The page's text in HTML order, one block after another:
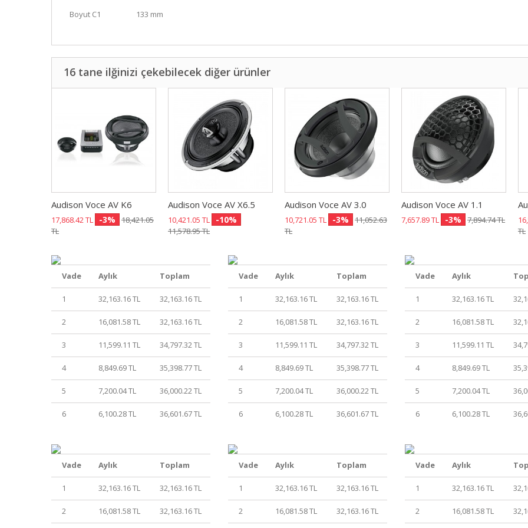
Boyut C1
133 mm
16 tane ilğinizi çekebilecek diğer ürünler
Audison Voce AV K6
17,868.42 TL -3%
18,421.05
TL
Audison Voce AV X6.5
10,421.05 TL -10%
11,578.95 TL
Audison Voce AV 3.0
10,721.05 TL -3%
11,052.63
TL
Audison Voce AV 1.1
7,657.89 TL -3% 7,894.74 TL
TL
Vade Aylık Toplam
1 32,163.16 TL 32,163.16 TL
2 16,081.58 TL 32,163.16 TL
3 11,599.11 TL 34,797.32 TL
4 8,849.69 TL 35,398.77 TL
5 7,200.04 TL 36,000.22 TL
6 6,100.28 TL 36,601.67 TL
Vade Aylık Toplam
1 32,163.16 TL 32,163.16 TL
2 16,081.58 TL 32,163.16 TL
3 11,599.11 TL 34,797.32 TL
4 8,849.69 TL 35,398.77 TL
5 7,200.04 TL 36,000.22 TL
6 6,100.28 TL 36,601.67 TL
Vade Aylık
1 32,163.16 TL
2 16,081.58 TL
3 11,599.11 TL
4 8,849.69 TL
5 7,200.04 TL
6 6,100.28 TL
Vade Aylık Toplam
1 32,163.16 TL 32,163.16 TL
2 16,081.58 TL 32,163.16 TL
Vade Aylık Toplam
1 32,163.16 TL 32,163.16 TL
2 16,081.58 TL 32,163.16 TL
Vade Aylık
1 32,163.16 TL
2 16,081.58 TL